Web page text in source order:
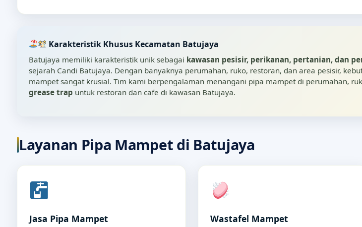
Karakteristik Khusus Kecamatan Batujaya
Batujaya memiliki karakteristik unik sebagai kawasan pesisir, perikanan, pertanian, dan
sejarah Candi Batujaya. Dengan banyaknya perumahan, ruko, restoran, dan area pesisir,
mampet sangat krusial. Tim kami berpengalaman menangani pipa mampet di perumahan,
grease trap untuk restoran dan cafe di kawasan Batujaya.
Layanan Pipa Mampet di Batujaya
Jasa Pipa Mampet Wastafel Mampet